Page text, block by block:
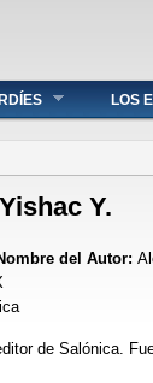
LOS
usted
Y.
del Autor:
de Salónica.